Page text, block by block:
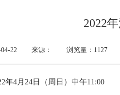
2022
22 来源： 浏览量：1127
年4月 24日（周日）中午11:00